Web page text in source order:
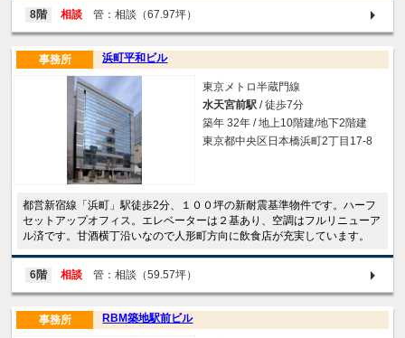
8階 相談 管：相談（67.97坪）
浜町平和ビル
事務所
東京メトロ半蔵門線
水天宮前駅 / 徒歩7分
築年 32年 / 地上10階建/地下2階建
東京都中央区日本橋浜町2丁目17-8
都営新宿線「浜町」駅徒歩2分、１００坪の新耐震基準物件です。ハーフ
セットアップオフィス。エレベーターは２基あり、空調はフルリニューア
ル済です。甘酒横丁沿いなので人形町方向に飲食店が充実しています。
6階 相談 管：相談（59.57坪）
RBM築地駅前ビル
事務所